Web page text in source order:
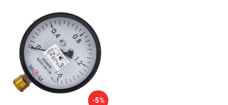
-5%